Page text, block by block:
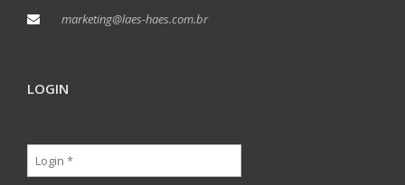
marketing@laes-haes.com.br
LOGIN